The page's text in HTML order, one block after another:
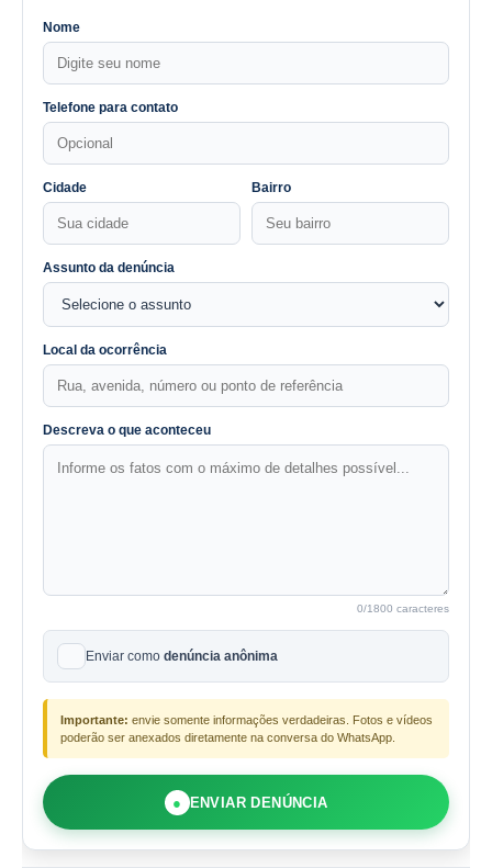
Nome
Telefone para contato
Cidade Bairro
Assunto da denúncia
Local da ocorrência
Descreva o que aconteceu
0/1800 caracteres
Enviar como denúncia anônima
Importante: envie somente informações verdadeiras. Fotos e vídeos
poderão ser anexados diretamente na conversa do WhatsApp.
● ENVIAR DENÚNCIA